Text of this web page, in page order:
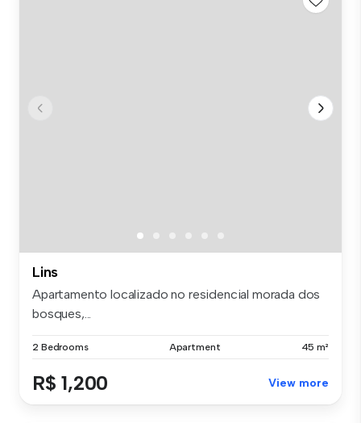
Lins
Apartamento localizado no residencial morada dos
bosques,...
2 Bedrooms Apartment 45 m²
R$ 1,200 View more